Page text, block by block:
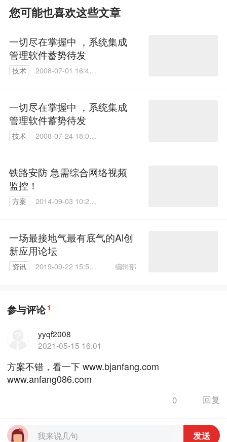
您可能也喜欢这些文章
一切尽在掌握中 ，系统集成
管理软件蓄势待发
技术
2008-07-01 16:41:
一切尽在掌握中 ，系统集成
管理软件蓄势待发
技术
2008-07-24 18:01:
铁路安防 急需综合网络视频
监控！
方案
2014-09-03 10:21:
一场最接地气最有底气的Al创
新应用论坛
资讯
2019-09-22 15:54:
编辑部
参与评论1
yyqf2008
2021-05-15 16:01
方案不错，看一下 www.bjanfang.com
www.anfang086.com
回复
0
发送